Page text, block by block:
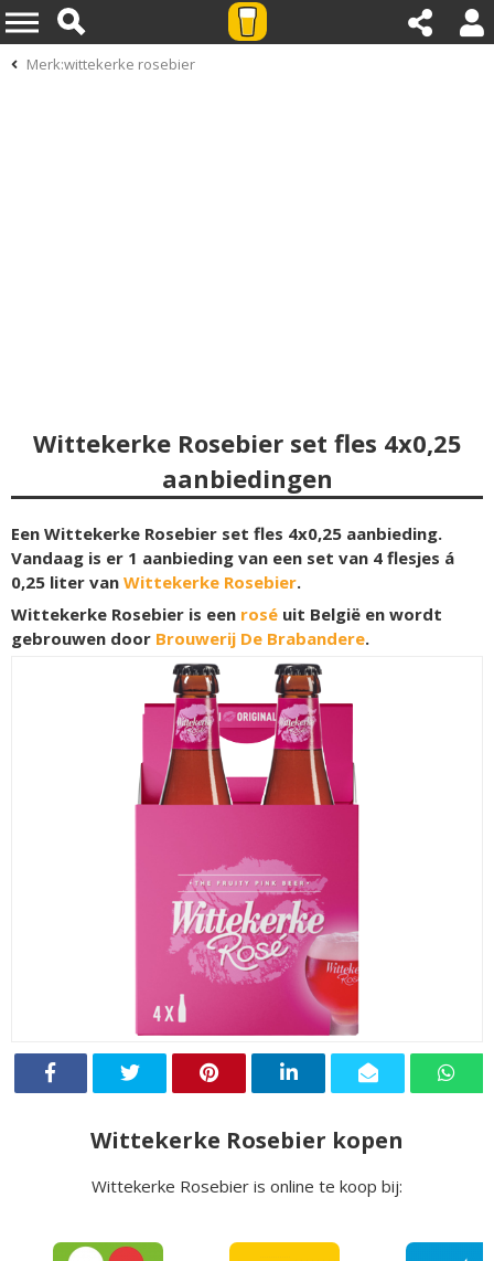
Merk:wittekerke rosebier
Wittekerke Rosebier set fles 4x0,25
aanbiedingen
Een Wittekerke Rosebier set fles 4x0,25 aanbieding.
Vandaag is er 1 aanbieding van een set van 4 flesjes á
0,25 liter van Wittekerke Rosebier.
Wittekerke Rosebier is een rosé uit België en wordt
gebrouwen door Brouwerij De Brabandere.
Wittekerke Rosebier kopen
Wittekerke Rosebier is online te koop bij: